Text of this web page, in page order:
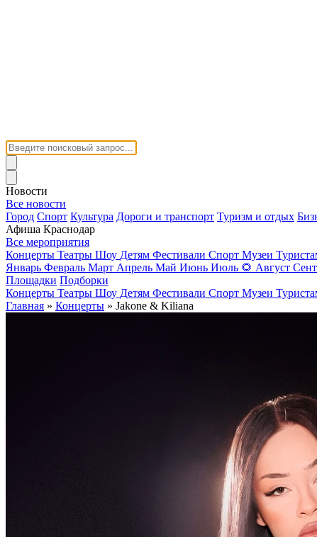
Новости
Все новости
Город Спорт Культура Дороги и транспорт Туризм и отдых
Афиша Краснодар
Все мероприятия
Концерты Театры Шоу Детям Фестивали Спорт Музеи
Январь Февраль Март Апрель Май Июнь Июль 🌻 Август
Площадки Подборки
Концерты Театры Шоу Детям Фестивали Спорт Музеи
Главная » Концерты » Jakone & Kiliana